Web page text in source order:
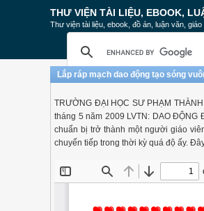
THƯ VIỆN TÀI LIỆU, EBOOK,
Thư viện tài liệu, ebook, đồ án, luận văn,
Lắp ráp mạch dao động tạo sóng
TRƯỜNG ĐẠI HỌC SƯ PHẠM
tháng 5 năm 2009 LVTN: DAO
chuẩn bị trở thành một người giáo
chuyển tiếp trong thời kỳ quá độ ấy.